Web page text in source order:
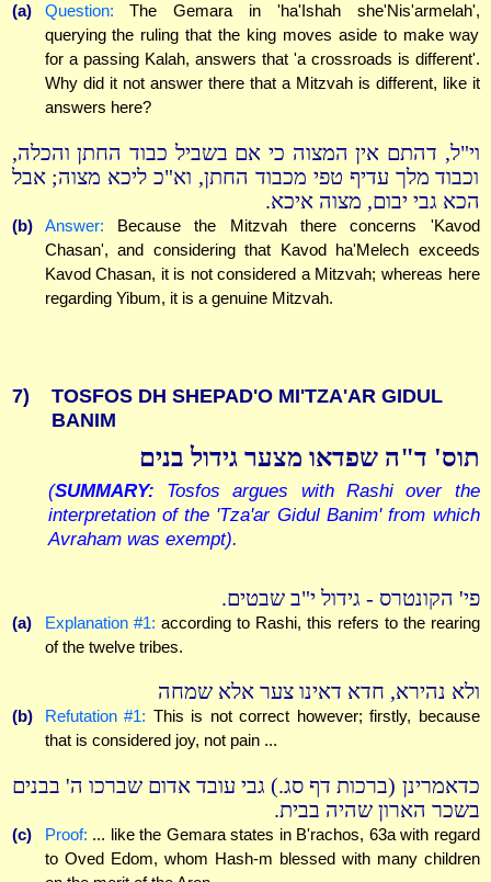
(a) Question: The Gemara in 'ha'Ishah she'Nis'armelah',
querying the ruling that the king moves aside to make way
for a passing Kalah, answers that 'a crossroads is different'.
Why did it not answer there that a Mitzvah is different, like it
answers here?
וי"ל, דהתם אין המצוה כי אם בשביל כבוד החתן והכלה,
וכבוד מלך עדיף טפי מכבוד החתן, וא"כ ליכא מצוה; אבל
הכא גבי יבום, מצוה איכא.
(b) Answer: Because the Mitzvah there concerns 'Kavod
Chasan', and considering that Kavod ha'Melech exceeds
Kavod Chasan, it is not considered a Mitzvah; whereas here
regarding Yibum, it is a genuine Mitzvah.
7)
TOSFOS DH SHEPAD'O MI'TZA'AR GIDUL
BANIM
תוס' ד"ה שפדאו מצער גידול בנים
(SUMMARY: Tosfos argues with Rashi over the
interpretation of the 'Tza'ar Gidul Banim' from which
Avraham was exempt).
פי' הקונטרס - גידול י"ב שבטים.
(a) Explanation #1: according to Rashi, this refers to the rearing
of the twelve tribes.
ולא נהירא, חדא דאינו צער אלא שמחה
(b) Refutation #1: This is not correct however; firstly, because
that is considered joy, not pain ...
כדאמרינן (ברכות דף סג.) גבי עובד אדום שברכו ה' בבנים
בשכר הארון שהיה בבית.
(c) Proof: ... like the Gemara states in B'rachos, 63a with regard
to Oved Edom, whom Hash-m blessed with many children